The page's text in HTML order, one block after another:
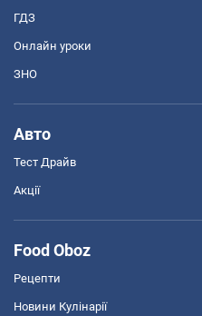
ГДЗ
Онлайн уроки
ЗНО
Авто
Тест Драйв
Акції
Food Oboz
Рецепти
Новини Кулінарії